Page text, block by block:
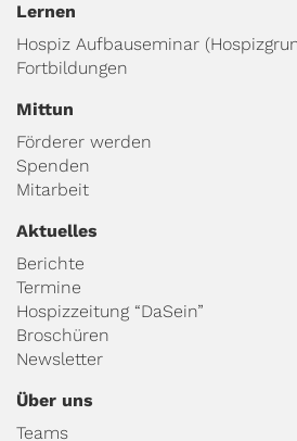
Lernen
Hospiz Aufbauseminar
Fortbildungen
Mittun
Förderer werden
Spenden
Mitarbeit
Aktuelles
Berichte
Termine
Hospizzeitung “DaSein”
Broschüren
Newsletter
Über uns
Teams